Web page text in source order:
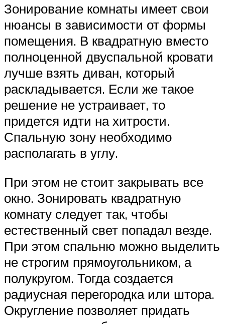
Зонирование комнаты имеет свои
нюансы в зависимости от формы
помещения. В квадратную вместо
полноценной двуспальной кровати
лучше взять диван, который
раскладывается. Если же такое
решение не устраивает, то
придется идти на хитрости.
Спальную зону необходимо
располагать в углу.
При этом не стоит закрывать все
окно. Зонировать квадратную
комнату следует так, чтобы
естественный свет попадал везде.
При этом спальню можно выделить
не строгим прямоугольником, а
полукругом. Тогда создается
радиусная перегородка или штора.
Округление позволяет придать